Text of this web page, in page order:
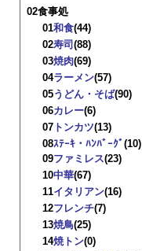
02食事処
01和食(44)
02寿司 (88)
03焼肉(69)
04ラーメン(57)
05うどん・そば(90)
06カレー(6)
07 トンカツ(13)
08ｽﾃｰｷ・ﾊﾝﾊﾞｰｸﾞ(10)
09ファミレス(23)
10中華(67)
11イタリアン(16)
12フレンチ(7)
13焼鳥(25)
14焼トン(0)